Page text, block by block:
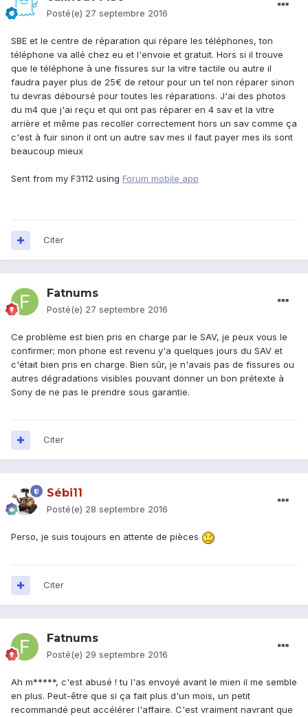
Posté(e) 27 septembre 2016
SBE et le centre de réparation qui répare les téléphones, ton
téléphone va allé chez eu et l'envoie et gratuit. Hors si il trouve
que le téléphone à une fissures sur la vitre tactile ou autre il
faudra payer plus de 25€ de retour pour un tel non réparer sinon
tu devras déboursé pour toutes les réparations. J'ai des photos
du m4 que j'ai reçu et qui ont pas réparer en 4 sav et la vitre
arrière et même pas recoller correctement hors un sav comme ça
c'est à fuir sinon il ont un autre sav mes il faut payer mes ils sont
beaucoup mieux
Sent from my F3112 using Forum mobile app
Citer
Fatnums
Posté(e) 27 septembre 2016
Ce problème est bien pris en charge par le SAV, je peux vous le
confirmer; mon phone est revenu y'a quelques jours du SAV et
c'était bien pris en charge. Bien sûr, je n'avais pas de fissures ou
autres dégradations visibles pouvant donner un bon prétexte à
Sony de ne pas le prendre sous garantie.
Citer
Sébi11
Posté(e) 28 septembre 2016
Perso, je suis toujours en attente de pièces
Citer
Fatnums
Posté(e) 29 septembre 2016
Ah m*****, c'est abusé ! tu l'as envoyé avant le mien il me semble
en plus. Peut-être que si ça fait plus d'un mois, un petit
recommandé peut accélérer l'affaire. C'est vraiment navrant que